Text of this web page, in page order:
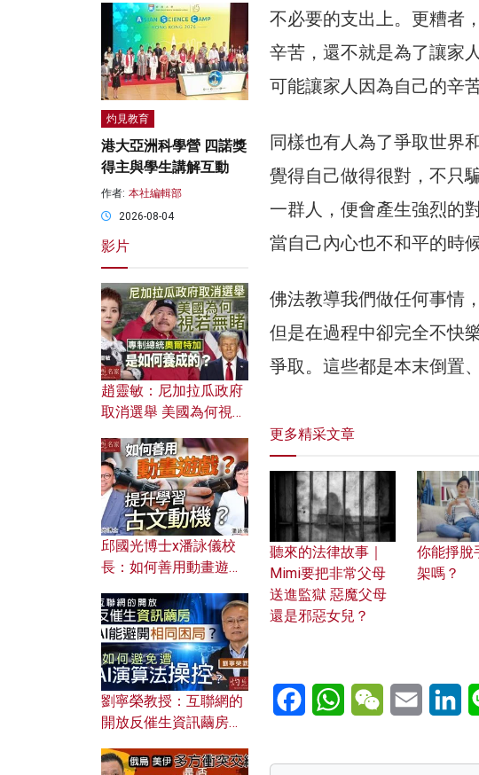
不必要的支出上。更糟者
辛苦，還不就是為了讓家
可能讓家人因為自己的辛
同樣也有人為了爭取世界
覺得自己做得很對，不只
一群人，便會產生強烈的
當自己內心也不和平的時
佛法教導我們做任何事情
但是在過程中卻完全不快
爭取。這些都是本末倒置
更多精采文章
聽來的法律故事｜
Mimi要把非常父母
送進監獄 惡魔父母
還是邪惡女兒？
你能掙脫
架嗎？
FacebookWhatsAppWeChatEmail
灼見教育
港大亞洲科學營 四諾獎
得主與學生講解互動
作者: 本社編輯部
2026-08-04
影片
趙靈敏：尼加拉瓜政府
取消選舉 美國為何視若
加是如何養成的？
邱國光博士x潘詠儀校
長：如何善用動畫遊戲
劉寧榮教授：互聯網的
開放反催生資訊繭房，
何避免遭AI演算法操